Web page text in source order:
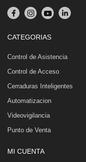
CATEGORIAS
Control de Asistencia
Control de Acceso
Cerraduras Inteligentes
Automatizacion
Videovigilancia
Punto de Venta
MI CUENTA